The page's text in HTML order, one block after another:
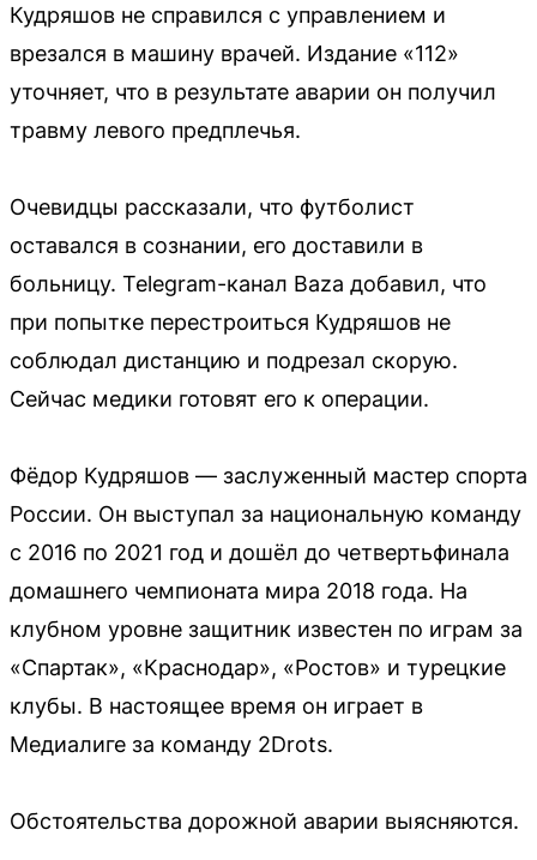
Кудряшов не справился с управлением и
врезался в машину врачей. Издание «112»
уточняет, что в результате аварии он получил
травму левого предплечья.
Очевидцы рассказали, что футболист
оставался в сознании, его доставили в
больницу. Telegram-канал Baza добавил, что
при попытке перестроиться Кудряшов не
соблюдал дистанцию и подрезал скорую.
Сейчас медики готовят его к операции.
Фёдор Кудряшов — заслуженный мастер спорта
России. Он выступал за национальную команду
с 2016 по 2021 год и дошёл до четвертьфинала
домашнего чемпионата мира 2018 года. На
клубном уровне защитник известен по играм за
«Спартак», «Краснодар», «Ростов» и турецкие
клубы. В настоящее время он играет в
Медиалиге за команду 2Drots.
Обстоятельства дорожной аварии выясняются.